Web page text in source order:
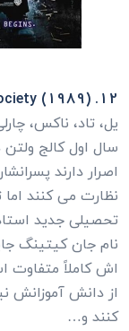
12. Dead Poets Society (1989)
یل، تاد، ناکس،
سال اول کالج
اصرار دارند
نظارت می کنند
تحصیلی جدید
نام جان کیتینگ
اش کاملاً متفاوت
از دانش آموزانش
کنند و…